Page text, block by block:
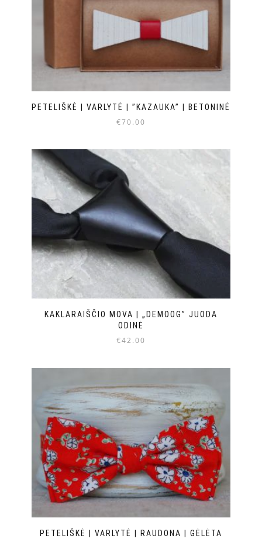
PETELIŠKĖ | VARLYTĖ | ”KAZAUKA” | BETONINĖ
€70.00
KAKLARAIŠČIO MOVA | „DEMOOG” JUODA
ODINĖ
€42.00
PETELIŠKĖ | VARLYTĖ | RAUDONA | GĖLĖTA